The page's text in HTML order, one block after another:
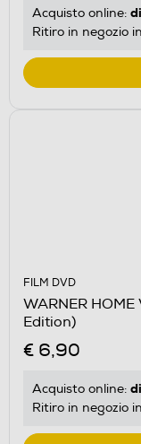
Acquisto online:
Ritiro in negozio
FILM DVD
WARNER
Edition)
€ 6,90
Acquisto online:
Ritiro in negozio